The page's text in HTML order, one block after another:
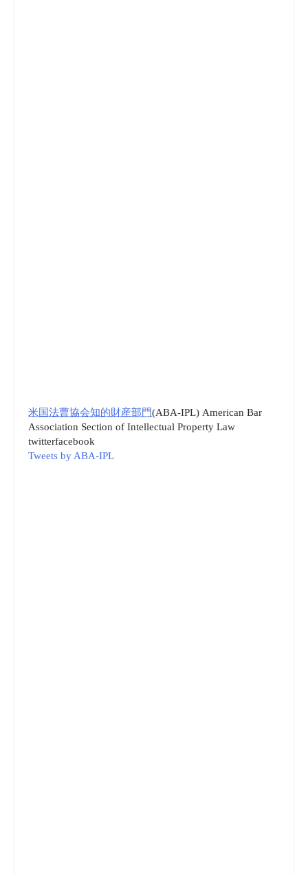
米国法曹協会知的財産部門(ABA-IPL) American Bar
Association Section of Intellectual Property Law
twitterfacebook
Tweets by ABA-IPL